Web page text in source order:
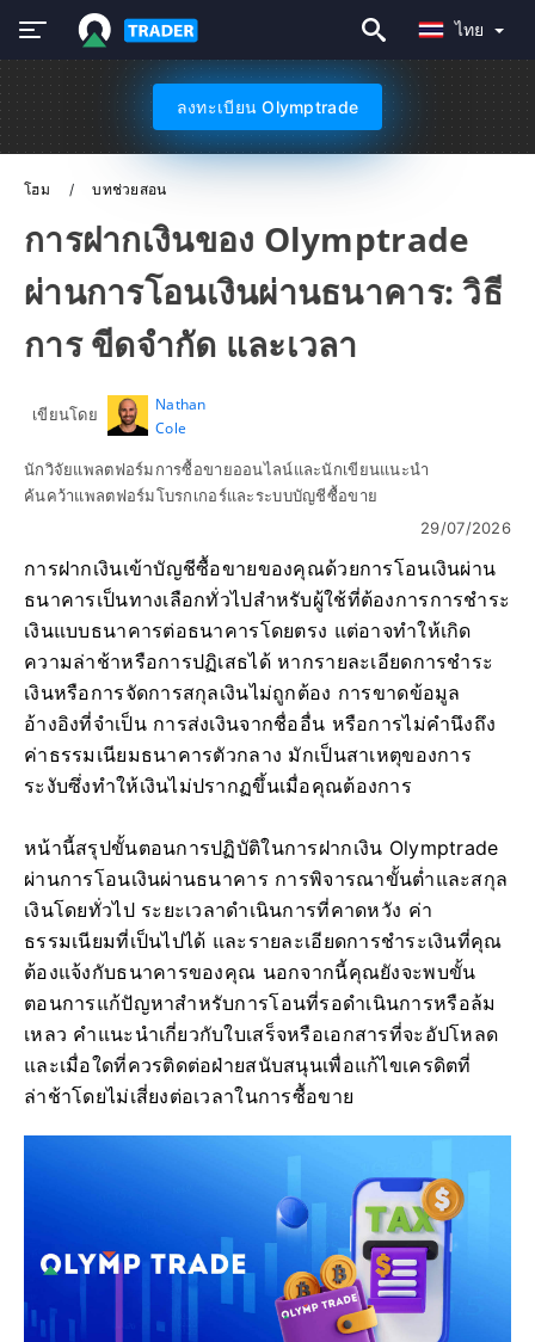
ไทย
ลงทะเบียน Olymptrade
โฮม บทช่วยสอน
การฝากเงินของ Olymptrade
ผ่านการโอนเงินผ่านธนาคาร: วิธี
การ ขีดจำกัด และเวลา
เขียนโดย
Nathan
Cole
นักวิจัยแพลตฟอร์มการซื้อขายออนไลน์และนักเขียนแนะนำ
ค้นคว้าแพลตฟอร์มโบรกเกอร์และระบบบัญชีซื้อขาย
29/07/2026
การฝากเงินเข้าบัญชีซื้อขายของคุณด้วยการโอนเงินผ่าน
ธนาคารเป็นทางเลือกทั่วไปสำหรับผู้ใช้ที่ต้องการการชำระ
เงินแบบธนาคารต่อธนาคารโดยตรง แต่อาจทำให้เกิด
ความล่าช้าหรือการปฏิเสธได้ หากรายละเอียดการชำระ
เงินหรือการจัดการสกุลเงินไม่ถูกต้อง การขาดข้อมูล
อ้างอิงที่จำเป็น การส่งเงินจากชื่ออื่น หรือการไม่คำนึงถึง
ค่าธรรมเนียมธนาคารตัวกลาง มักเป็นสาเหตุของการ
ระงับซึ่งทำให้เงินไม่ปรากฏขึ้นเมื่อคุณต้องการ
หน้านี้สรุปขั้นตอนการปฏิบัติในการฝากเงิน Olymptrade
ผ่านการโอนเงินผ่านธนาคาร การพิจารณาขั้นต่ำและสกุล
เงินโดยทั่วไป ระยะเวลาดำเนินการที่คาดหวัง ค่า
ธรรมเนียมที่เป็นไปได้ และรายละเอียดการชำระเงินที่คุณ
ต้องแจ้งกับธนาคารของคุณ นอกจากนี้คุณยังจะพบขั้น
ตอนการแก้ปัญหาสำหรับการโอนที่รอดำเนินการหรือล้ม
เหลว คำแนะนำเกี่ยวกับใบเสร็จหรือเอกสารที่จะอัปโหลด
และเมื่อใดที่ควรติดต่อฝ่ายสนับสนุนเพื่อแก้ไขเครดิตที่
ล่าช้าโดยไม่เสี่ยงต่อเวลาในการซื้อขาย